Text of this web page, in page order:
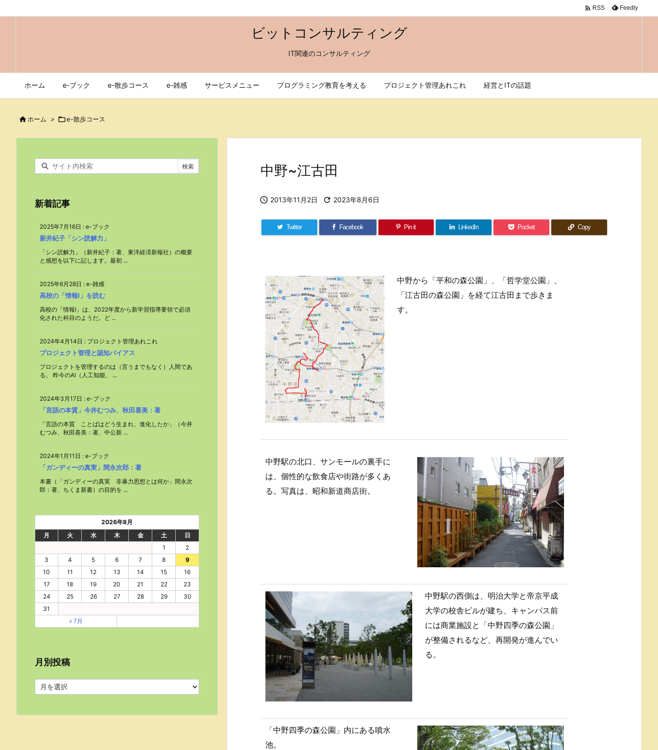
ビットコンサルティング
IT関連のコンサルティング
ホーム e-ブック e-散歩コース e-雑感 サービスメニュー プログラミング教育を考える プロジェクト管理あれこれ 経営とITの話題
 RSS Feedly
 ホーム > e-散歩コース
中野~江古田
 2013年11月2日  2023年8月6日
Twitter Facebook Pin it LinkedIn Pocket Copy
中野から「平和の森公園」、「哲学堂公園」、
「江古田の森公園」を経て江古田まで歩きま
す。
中野駅の北口、サンモールの裏手に
は、個性的な飲食店や街路が多くあ
る。写真は、昭和新道商店街。
中野駅の西側は、明治大学と帝京平成
大学の校舎ビルが建ち、キャンパス前
には商業施設と「中野四季の森公園」
が整備されるなど、再開発が進んでい
る。
「中野四季の森公園」内にある噴水
池。
新着記事
2025年7月16日 : e-ブック
新井紀子「シン読解力」
「シン読解力」（新井紀子：著、東洋経済新報社）の概要
と感想を以下に記します。最初 ...
2025年6月28日 : e-雑感
高校の「情報Ⅰ」を読む
高校の「情報Ⅰ」は、2022年度から新学習指導要領で必須
化された科目のようだ。ど ...
2024年4月14日 : プロジェクト管理あれこれ
プロジェクト管理と認知バイアス
プロジェクトを管理するのは（言うまでもなく）人間であ
る。 昨今のAI（人工知能、 ...
2024年3月17日 : e-ブック
「言語の本質」今井むつみ、秋田喜美：著
「言語の本質 ことばはどう生まれ、進化したか」（今井
むつみ、秋田喜美：著、中公新 ...
2024年1月11日 : e-ブック
「ガンディーの真実」間永次郎：著
本書（「ガンディーの真実 非暴力思想とは何か」間永次
郎：著、ちくま新書）の目的を ...
2026年8月
月
火 水 木 金 土
日
1
2
3
4 5 6 7 8
9
10
11 12 13 14 15
16
17
18 19 20 21 22
23
24
25 26 27 28 29
30
31
« 7月
月別投稿
別